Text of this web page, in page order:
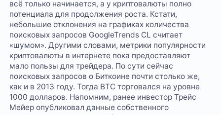
всё только начинается, а у криптовалюты полно
потенциала для продолжения роста. Кстати,
небольшие отклонения на графиках количества
поисковых запросов GoogleTrends CL считает
«шумом». Другими словами, метрики популярности
криптовалюты в интернете пока предоставляют
мало пользы для трейдера. По сути сейчас
поисковых запросов о Биткоине почти столько же,
как и в 2013 году. Тогда BTC торговался на уровне
1000 долларов. Напомним, ранее инвестор Трейс
Мейер опубликовал данные собственного